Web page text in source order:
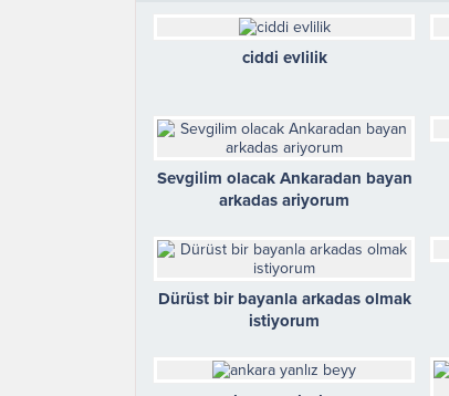
ciddi evlilik
Sevgilim olacak Ankaradan bayan
arkadas ariyorum
Dürüst bir bayanla arkadas olmak
istiyorum